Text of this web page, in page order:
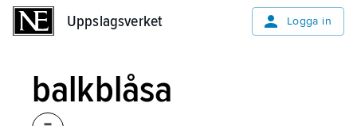
Uppslagsverket Logga in
balkblåsa